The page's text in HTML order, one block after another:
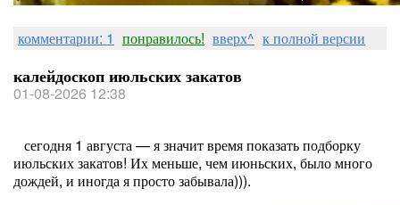
комментарии: 1 понравилось! вверх^ к полной версии
калейдоскоп июльских закатов
01-08-2026 12:38
сегодня 1 августа — я значит время показать подборку
июльских закатов! Их меньше, чем июньских, было много
дождей, и иногда я просто забывала))).